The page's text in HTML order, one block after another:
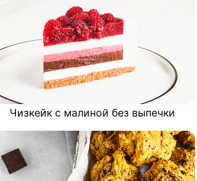
Чизкейк с малиной без выпечки